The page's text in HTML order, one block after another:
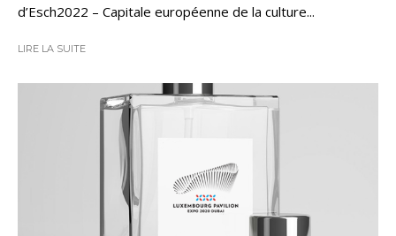
d’Esch2022 – Capitale européenne de la culture...
LIRE LA SUITE